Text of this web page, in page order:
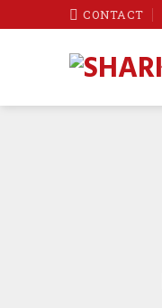
to
CONTACT